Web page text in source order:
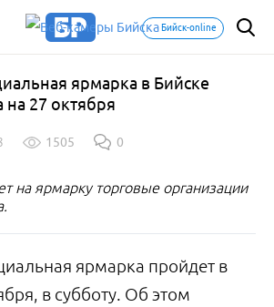
Бийск-online
ярмарка в Бийске
на 27 октября
1505 0
на ярмарку торговые организации
ярмарка пройдет в
в субботу. Об этом